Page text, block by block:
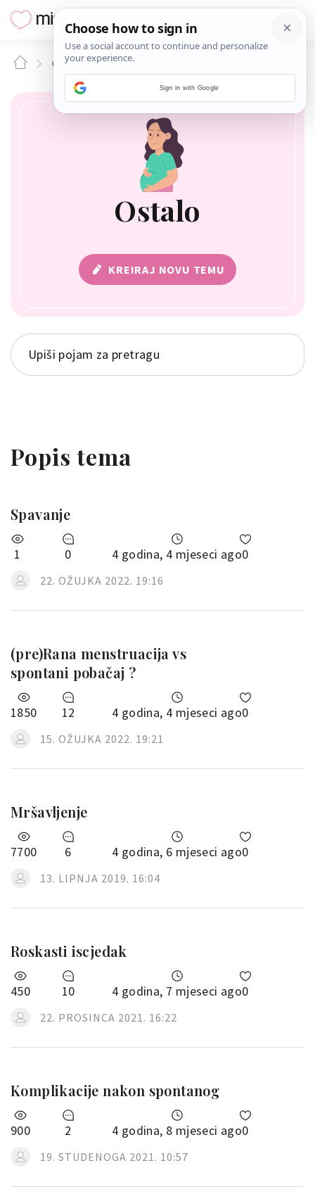
OSTALO
Ostalo
KREIRAJ NOVU TEMU
Popis tema
Spavanje
1 0 4 godina, 4 mjeseci ago0
22. OŽUJKA 2022. 19:16
(pre)Rana menstruacija vs
spontani pobačaj ?
1850 12 4 godina, 4 mjeseci ago0
15. OŽUJKA 2022. 19:21
Mršavljenje
7700 6 4 godina, 6 mjeseci ago0
13. LIPNJA 2019. 16:04
Roskasti iscjedak
450 10 4 godina, 7 mjeseci ago0
22. PROSINCA 2021. 16:22
Komplikacije nakon spontanog
900 2 4 godina, 8 mjeseci ago0
19. STUDENOGA 2021. 10:57
Sign in with Google